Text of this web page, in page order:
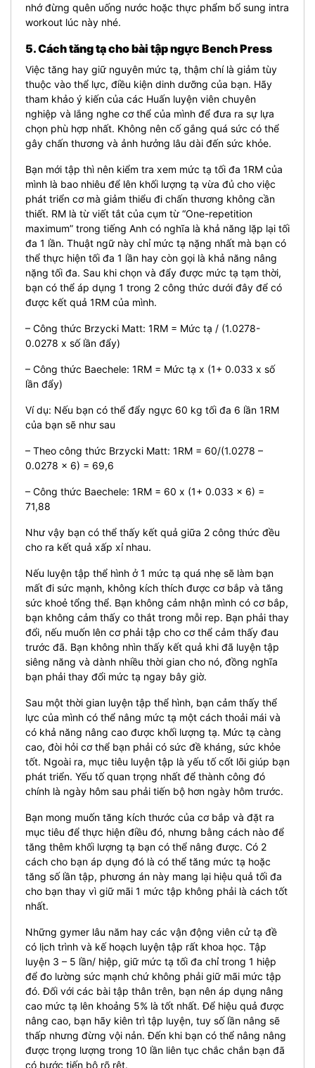
nhớ đừng quên uống nước hoặc thực phẩm bổ sung intra
workout lúc này nhé.
5. Cách tăng tạ cho bài tập ngực Bench Press
Việc tăng hay giữ nguyên mức tạ, thậm chí là giảm tùy
thuộc vào thể lực, điều kiện dinh dưỡng của bạn. Hãy
tham khảo ý kiến của các Huấn luyện viên chuyên
nghiệp và lắng nghe cơ thể của mình để đưa ra sự lựa
chọn phù hợp nhất. Không nên cố gắng quá sức có thể
gây chấn thương và ảnh hưởng lâu dài đến sức khỏe.
Bạn mới tập thì nên kiểm tra xem mức tạ tối đa 1RM của
mình là bao nhiêu để lên khối lượng tạ vừa đủ cho việc
phát triển cơ mà giảm thiểu đi chấn thương không cần
thiết. RM là từ viết tắt của cụm từ “One-repetition
maximum” trong tiếng Anh có nghĩa là khả năng lặp lại tối
đa 1 lần. Thuật ngữ này chỉ mức tạ nặng nhất mà bạn có
thể thực hiện tối đa 1 lần hay còn gọi là khả năng nâng
nặng tối đa. Sau khi chọn và đẩy được mức tạ tạm thời,
bạn có thể áp dụng 1 trong 2 công thức dưới đây để có
được kết quả 1RM của mình.
– Công thức Brzycki Matt: 1RM = Mức tạ / (1.0278-
0.0278 x số lần đẩy)
– Công thức Baechele: 1RM = Mức tạ x (1+ 0.033 x số
lần đẩy)
Ví dụ: Nếu bạn có thể đẩy ngực 60 kg tối đa 6 lần 1RM
của bạn sẽ như sau
– Theo công thức Brzycki Matt: 1RM = 60/(1.0278 –
0.0278 x 6) = 69,6
– Công thức Baechele: 1RM = 60 x (1+ 0.033 x 6) =
71,88
Như vậy bạn có thể thấy kết quả giữa 2 công thức đều
cho ra kết quả xấp xỉ nhau.
Nếu luyện tập thể hình ở 1 mức tạ quá nhẹ sẽ làm bạn
mất đi sức mạnh, không kích thích được cơ bắp và tăng
sức khoẻ tổng thể. Bạn không cảm nhận mình có cơ bắp,
bạn không cảm thấy co thắt trong mỗi rep. Bạn phải thay
đổi, nếu muốn lên cơ phải tập cho cơ thể cảm thấy đau
trước đã. Bạn không nhìn thấy kết quả khi đã luyện tập
siêng năng và dành nhiều thời gian cho nó, đồng nghĩa
bạn phải thay đổi mức tạ ngay bây giờ.
Sau một thời gian luyện tập thể hình, bạn cảm thấy thể
lực của mình có thể nâng mức tạ một cách thoải mái và
có khả năng nâng cao được khối lượng tạ. Mức tạ càng
cao, đòi hỏi cơ thể bạn phải có sức đề kháng, sức khỏe
tốt. Ngoài ra, mục tiêu luyện tập là yếu tố cốt lõi giúp bạn
phát triển. Yếu tố quan trọng nhất để thành công đó
chính là ngày hôm sau phải tiến bộ hơn ngày hôm trước.
Bạn mong muốn tăng kích thước của cơ bắp và đặt ra
mục tiêu để thực hiện điều đó, nhưng bằng cách nào để
tăng thêm khối lượng tạ bạn có thể nâng được. Có 2
cách cho bạn áp dụng đó là có thể tăng mức tạ hoặc
tăng số lần tập, phương án này mang lại hiệu quả tối đa
cho bạn thay vì giữ mãi 1 mức tập không phải là cách tốt
nhất.
Những gymer lâu năm hay các vận động viên cử tạ đề
có lịch trình và kế hoạch luyện tập rất khoa học. Tập
luyện 3 – 5 lần/ hiệp, giữ mức tạ tối đa chỉ trong 1 hiệp
để đo lường sức mạnh chứ không phải giữ mãi mức tập
đó. Đối với các bài tập thân trên, bạn nên áp dụng nâng
cao mức tạ lên khoảng 5% là tốt nhất. Để hiệu quả được
nâng cao, bạn hãy kiên trì tập luyện, tuy số lần nâng sẽ
thấp nhưng đừng vội nản. Đến khi bạn có thể nâng nâng
được trọng lượng trong 10 lần liên tục chắc chắn bạn đã
có bước tiến bộ rõ rệt.